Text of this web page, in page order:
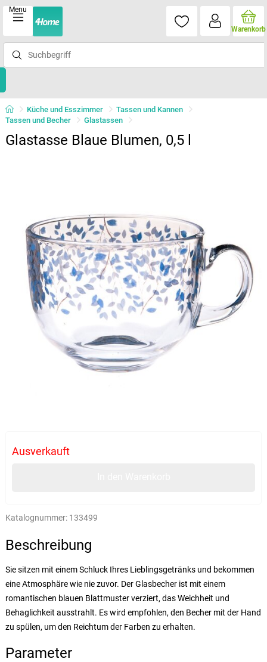
Menu
Warenkorb
Küche und Esszimmer
Tassen und Kannen
Tassen und Becher
Glastassen
Glastasse Blaue Blumen, 0,5 l
Ausverkauft
Katalognummer: 133499
Beschreibung
Sie sitzen mit einem Schluck Ihres Lieblingsgetränks und bekommen
eine Atmosphäre wie nie zuvor. Der Glasbecher ist mit einem
romantischen blauen Blattmuster verziert, das Weichheit und
Behaglichkeit ausstrahlt. Es wird empfohlen, den Becher mit der Hand
zu spülen, um den Reichtum der Farben zu erhalten.
Parameter